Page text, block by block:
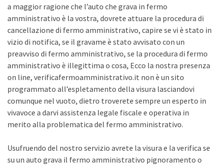
a maggior ragione che l’auto che grava in fermo
amministrativo è la vostra, dovrete attuare la procedura di
cancellazione di fermo amministrativo, capire se vi è stato in
vizio di notifica, se il gravame è stato avvisato con un
preavviso di fermo amministrativo, se la procedura di fermo
amministrativo è illegittima o cosa, Ecco la nostra presenza
on line, verificafermoamministrativo.it non è un sito
programmato all’espletamento della visura lasciandovi
comunque nel vuoto, dietro troverete sempre un esperto in
vivavoce a darvi assistenza legale fiscale e operativa in
merito alla problematica del fermo amministrativo.
Usufruendo del nostro servizio avrete la visura e la verifica se
su un auto grava il fermo amministrativo pignoramento o